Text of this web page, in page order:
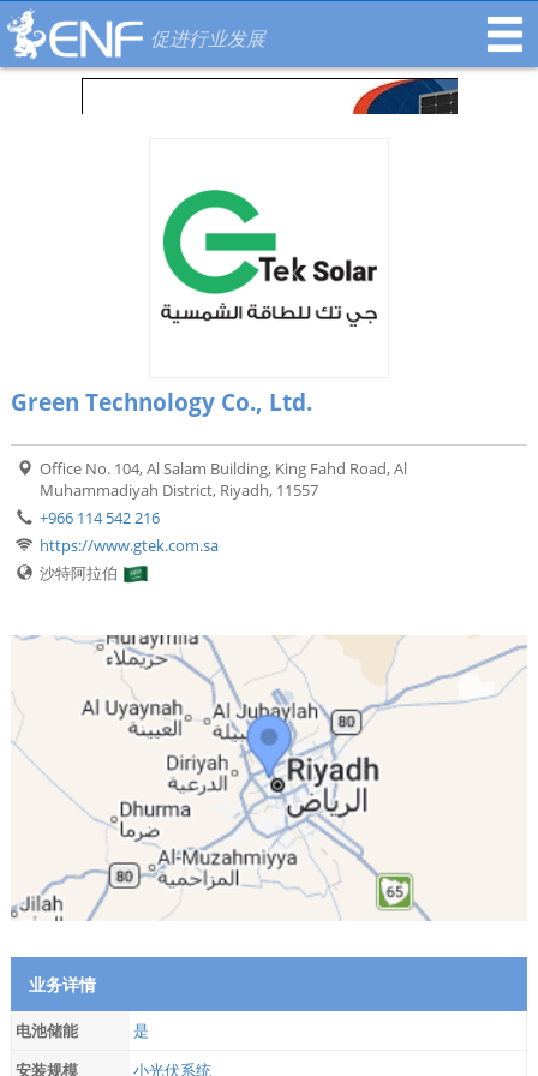
促进行业发展
Green Technology Co., Ltd.
Office No. 104, Al Salam Building, King Fahd Road, Al
Muhammadiyah District, Riyadh, 11557
+966 114 542 216
https://www.gtek.com.sa
沙特阿拉伯
业务详情
电池储能
是
安装规模
小光伏系统